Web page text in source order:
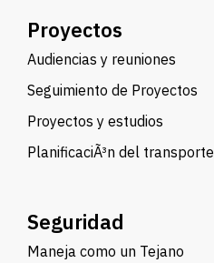
Proyectos
Audiencias y reuniones
Seguimiento de Proyectos
Proyectos y estudios
PlanificaciÃ³n del transporte
Seguridad
Maneja como un Tejano